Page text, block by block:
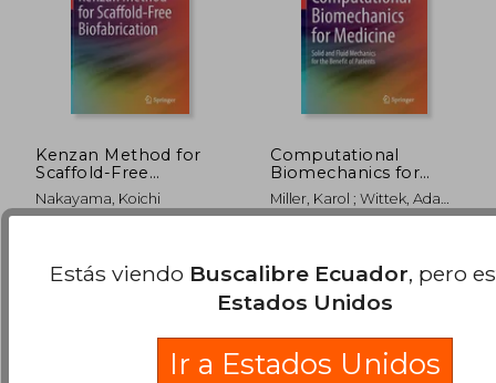
45% $ 273.63 45% $
Kenzan Method for
Scaffold-Free
Biofabrication (en
Inglés)
Nakayama, Koichi
Tapa Dura, Nuevo
Computational
Biomechanics for
Medicine: Solid and
Fluid Mechanics for
Miller, Karol ; Wittek, Adam
; Joldes, Grand
Nuevo
Estás viendo Buscalibre Ecuador, pero
Estados Unidos
Ir a Estados Unidos